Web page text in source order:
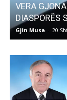
AKTUALITET
Pregaditi
Gjin Musa - 8